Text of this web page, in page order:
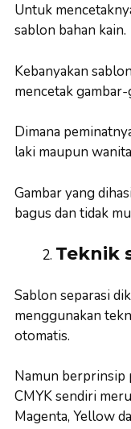
Untuk
sablon bahan kain.
Kebanyakan
mencetak
Dimana
laki maupun
Gambar yang
bagus dan tidak
Teknik
Sablon separasi
menggunakan
otomatis.
Namun berprinsip
CMYK sendiri
Magenta, Yellow